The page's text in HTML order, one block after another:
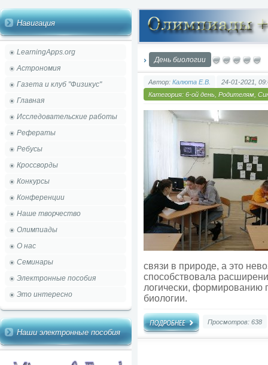
Навигация
LearningApps.org
Астрономия
Газета и клуб "Физикус"
Главная
Исследовательские работы
Рефераты
Ребусы
Кроссворды
Конкурсы
Конференции
Наше творчество
Олимпиады
О нас
Семинары
Электронные пособия
Это интересно
Наши электронные пособия
День биологии
Автор: Калюта Е.В.
24-01-2021,
Категория: 6-ой день Родителям
связи в природе, а это
способствовала
логически, формированию
биологии.
Просмотров: 638